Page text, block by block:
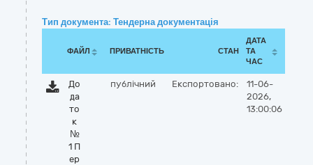
Тип документа: Тендерна документація
ФАЙЛ ПРИВАТНІСТЬ СТАН
ДАТА
ТА
ЧАС
До
да
то
к
№
1 П
ер
публічний Експортовано:
11-06-
2026,
13:00:06